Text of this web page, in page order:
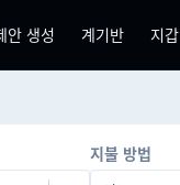
안 생성 계기반 지갑
지불 방법